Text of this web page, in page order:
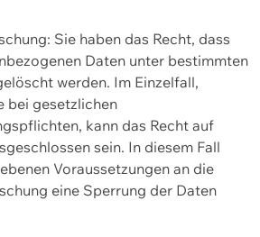
Sie haben das Recht, dass
Daten unter bestimmten
werden. Im Einzelfall,
bei gesetzlichen
kann das Recht auf
sein. In diesem Fall
Voraussetzungen an die
eine Sperrung der Daten